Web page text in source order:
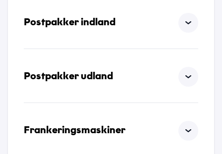
Postpakker indland
Postpakker udland
Frankeringsmaskiner